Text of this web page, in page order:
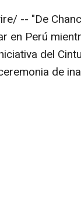
-- "De
en Perú
del
de